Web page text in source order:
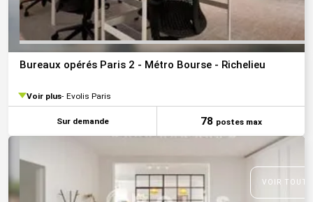
Bureaux opérés Paris 2 - Métro Bourse - Richelieu
Voir plus Evolis Paris
Sur demande 78 postes max
VOIR